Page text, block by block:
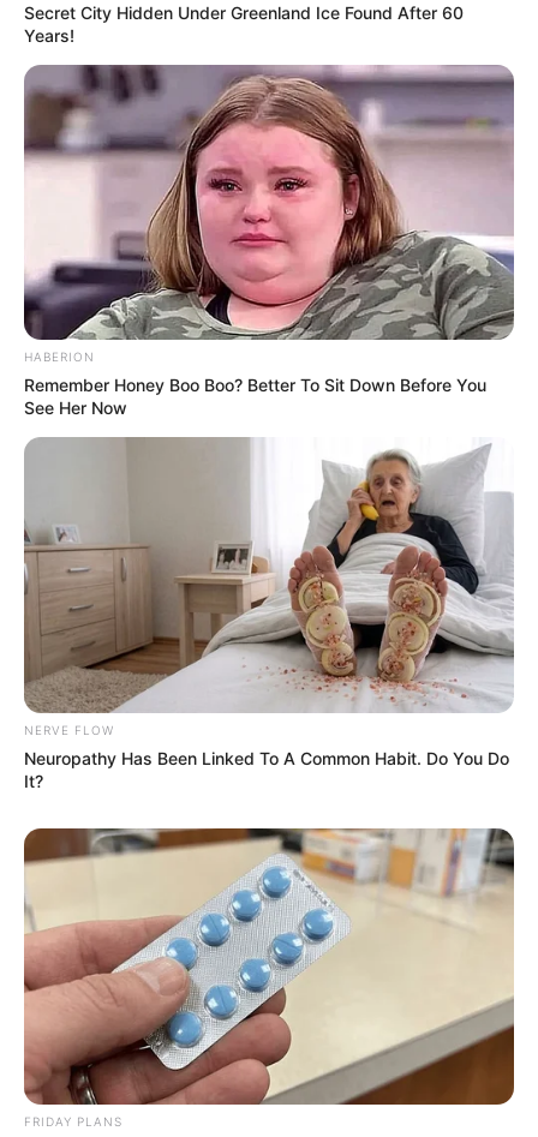
Secret City Hidden Under Greenland Ice Found After 60
Years!
HABERION
Remember Honey Boo Boo? Better To Sit Down Before You
See Her Now
NERVE FLOW
Neuropathy Has Been Linked To A Common Habit. Do You Do
It?
FRIDAY PLANS